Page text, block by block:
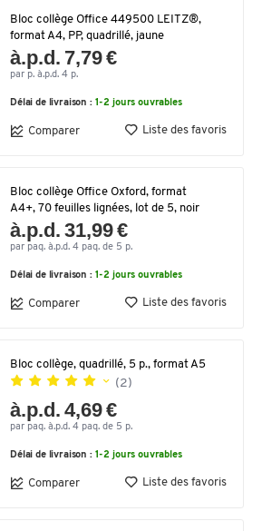
Bloc collège Office 449500 LEITZ®,
format A4, PP, quadrillé, jaune
à.p.d. 7,79 €
par p. à.p.d. 4 p.
Délai de livraison : 1-2 jours ouvrables
Comparer Liste des favoris
Bloc collège Office Oxford, format
A4+, 70 feuilles lignées, lot de 5, noir
à.p.d. 31,99 €
par paq. à.p.d. 4 paq. de 5 p.
Délai de livraison : 1-2 jours ouvrables
Comparer Liste des favoris
Bloc collège, quadrillé, 5 p., format A5
(2)
à.p.d. 4,69 €
par paq. à.p.d. 4 paq. de 5 p.
Délai de livraison : 1-2 jours ouvrables
Comparer Liste des favoris